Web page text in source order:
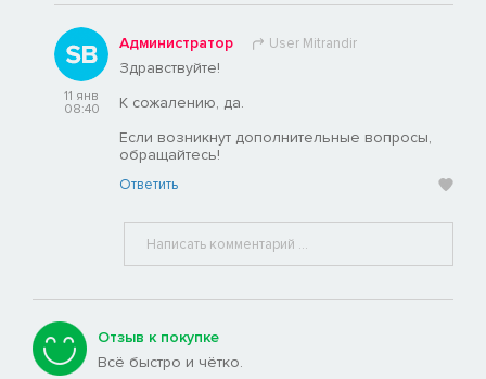
11 янв
08:40
Администратор User Mitrandir
Здравствуйте!
К сожалению, да.
Если возникнут дополнительные вопросы,
обращайтесь!
Ответить
Отзыв к покупке
Всё быстро и чётко.